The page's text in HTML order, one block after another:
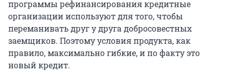
программы рефинансирования кредитные
организации используют для того, чтобы
переманивать друг у друга добросовестных
заемщиков. Поэтому условия продукта, как
правило, максимально гибкие, и по факту это
новый кредит.